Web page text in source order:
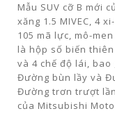
Mẫu SUV cỡ B mới
xăng 1.5 MIVEC, 4
105 mã lực, mô-
là hộp số biến
và 4 chế độ lái,
Đường bùn lầy và
Đường trơn trượt
của Mitsubishi